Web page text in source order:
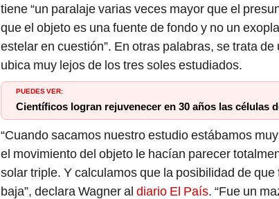
tiene “un paralaje varias veces mayor que el
que el objeto es una fuente de fondo y no un
estelar en cuestión”. En otras palabras, se trata
ubica muy lejos de los tres soles estudiados.
PUEDES VER:
Científicos logran rejuvenecer en 30 años las células
“Cuando sacamos nuestro estudio estábamos
el movimiento del objeto le hacían parecer
solar triple. Y calculamos que la posibilidad de
baja”, declara Wagner al diario El País. “Fue un